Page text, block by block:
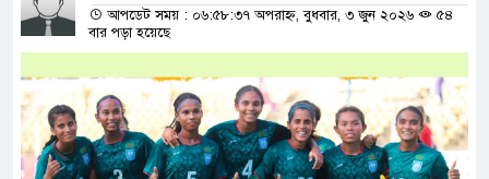
আপডেট সময় : ০৬:৫৮:৩৭ অপরাহ্ন, বুধবার, ৩ জুন ২০২৬
৫৪
বার পড়া হয়েছে